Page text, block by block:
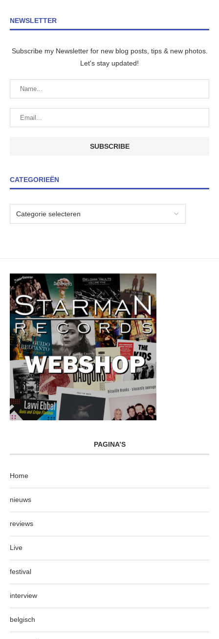
NEWSLETTER
Subscribe my Newsletter for new blog posts, tips & new photos.
Let's stay updated!
CATEGORIEËN
PAGINA’S
Home
nieuws
reviews
Live
festival
interview
belgisch